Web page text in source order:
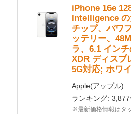
iPhone 16e
Intelligence
チップ、パワ
ッテリー、
ラ、6.1 イン
XDR ディスプ
5G対応; ホワ
Apple(アップル)
ランキング: 3,877
※最新価格情報はタ